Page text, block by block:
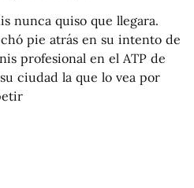
nunca quiso que llegara.
pie atrás en su intento de
profesional en el ATP de
ciudad la que lo vea por